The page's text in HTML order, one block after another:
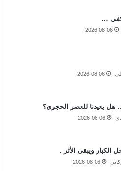
…
2026-08-06
2026-08-06
هل يعيدنا للعصر الحجري؟
2026-08-06
الكبار ويبقى الأثر .
2026-08-06